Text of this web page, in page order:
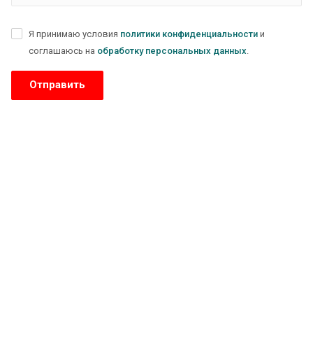
Я принимаю условия политики конфиденциальности и
соглашаюсь на обработку персональных данных